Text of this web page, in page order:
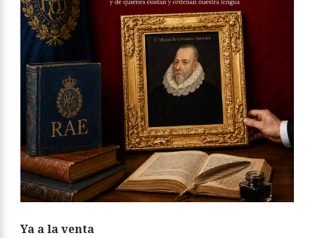
Ya a la venta